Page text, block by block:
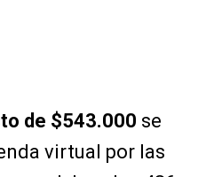
de $543.000 se
virtual por las